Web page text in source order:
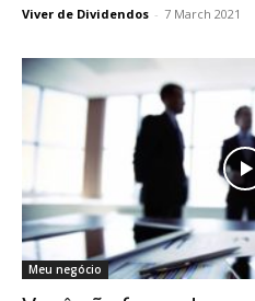
Viver de Dividendos - 7 March 2021
Meu negócio